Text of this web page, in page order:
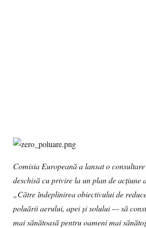
Comisia Europeană a lansat o
deschisă cu privire la un plan de acțiune
„Către îndeplinirea obiectivului de
poluării aerului, apei și solului — să
mai sănătoasă pentru oameni mai